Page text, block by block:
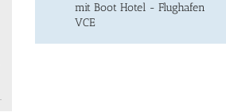
mit Boot Hotel - Flughafen
VCE